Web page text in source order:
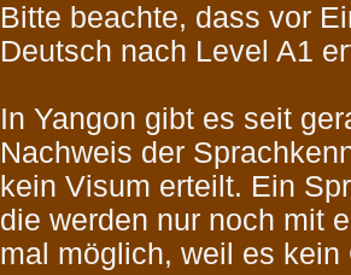
Bitte beachte, dass vor
Deutsch nach Level A1
In Yangon gibt es seit
Nachweis der
kein Visum erteilt. Ein
die werden nur noch mit
mal möglich, weil es